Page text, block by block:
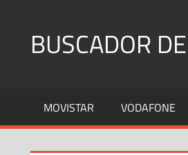
contenidoBUSCADOR
Fijos
y
MOVISTAR VODAFONE